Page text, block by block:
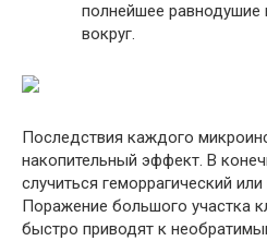
полнейшее
вокруг.
Последствия каждого
накопительный эффект. В
случиться геморрагический
Поражение большого участка
быстро приводят к